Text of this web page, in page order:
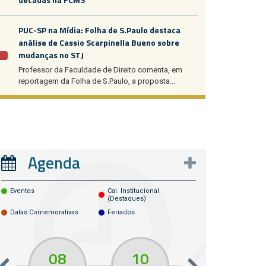
PUC-SP na Mídia: Folha de S.Paulo destaca
análise de Cassio Scarpinella Bueno sobre
mudanças no STJ
Professor da Faculdade de Direito comenta, em
reportagem da Folha de S.Paulo, a proposta...
Agenda
Eventos
Cal. Institucional
(destaques)
Datas Comemorativas
Feriados
08 10